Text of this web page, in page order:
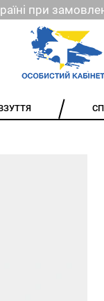
при